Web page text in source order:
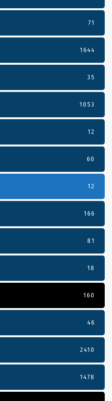
71
1644
35
1053
12
60
12
166
81
18
160
46
2410
1478